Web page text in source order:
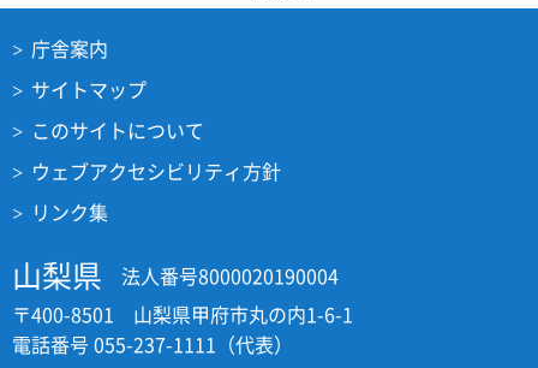
庁舎案内
サイトマップ
このサイトについて
ウェブアクセシビリティ方針
リンク集
山梨県
法人番号8000020190004
〒400-8501 山梨県甲府市丸の内1-6-1
電話番号 055-237-1111（代表）